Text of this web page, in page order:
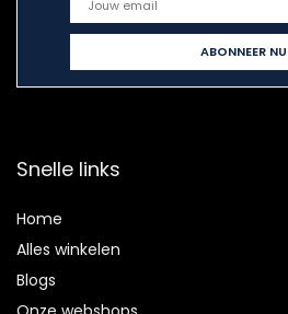
Snelle links
Home
Alles winkelen
Blogs